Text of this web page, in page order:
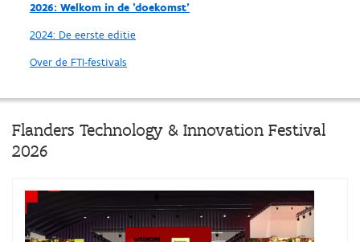
2026: Welkom in de 'doekomst'
2024: De eerste editie
Over de FTI-festivals
Flanders Technology & Innovation Festival
2026